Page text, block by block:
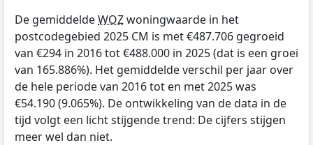
De gemiddeldeWOZwoningwaarde in het
postcodegebied 2025 CM is met €487.706 gegroeid
van €294 in 2016 tot €488.000 in 2025 (dat is een groei
van 165.886%). Het gemiddelde verschil per jaar over
de hele periode van 2016 tot en met 2025 was
€54.190 (9.065%). De ontwikkeling van de data in de
tijd volgt een licht stijgende trend: De cijfers stijgen
meer wel dan niet.